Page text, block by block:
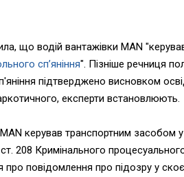
що водій вантажівки MAN
сп’яніння". Пізніше речниця
підтверджено висновком
експерти встановлюють.
керував транспортним засобом у
208 Кримінального
про повідомлення про підозру у